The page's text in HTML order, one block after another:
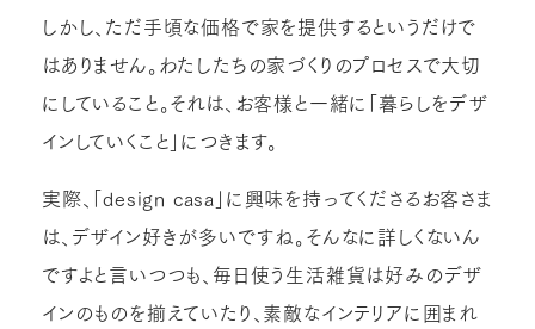
しかし、ただ手頃な価格で家を提供するというだけで
はありません。わたしたちの家づくりのプロセスで大切
にしていること。それは、お客様と一緒に「暮らしをデザ
インしていくこと」につきます。
実際、「design casa」に興味を持ってくださるお客さま
は、デザイン好きが多いですね。そんなに詳しくないん
ですよと言いつつも、毎日使う生活雑貨は好みのデザ
インのものを揃えていたり、素敵なインテリアに囲まれ